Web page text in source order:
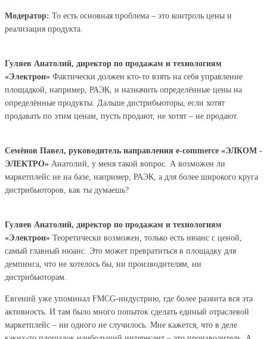
Модератор: То есть основная проблема – это контроль цены и
реализация продукта.
Гуляев Анатолий, директор по продажам и технологиям
«Электрон» Фактически должен кто-то взять на себя управление
площадкой, например, РАЭК, и назначить определённые цены на
определённые продукты. Дальше дистрибьюторы, если хотят
продавать по этим ценам, пусть продают, не хотят – не продают.
Семёнов Павел, руководитель направления e-commerce «ЭЛКОМ -
ЭЛЕКТРО» Анатолий, у меня такой вопрос. А возможен ли
маркетплейс не на базе, например, РАЭК, а для более широкого круга
дистрибьюторов, как ты думаешь?
Гуляев Анатолий, директор по продажам и технологиям
«Электрон» Теоретически возможен, только есть нюанс с ценой,
самый главный нюанс. Это может превратиться в площадку для
демпинга, что не хотелось бы, ни производителям, ни
дистрибьюторам.
Евгений уже упоминал FMCG-индустрию, где более развита вся эта
активность. И там было много попыток сделать единый отраслевой
маркетплейс – ни одного не случилось. Мне кажется, что в деле